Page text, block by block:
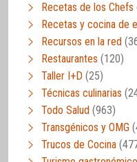
Recetas de los Chefs
Recetas y cocina de
Recursos en la red
Restaurantes (120)
Taller I+D (25)
Técnicas culinarias
Todo Salud (963)
Transgénicos y OMG
Trucos de Cocina